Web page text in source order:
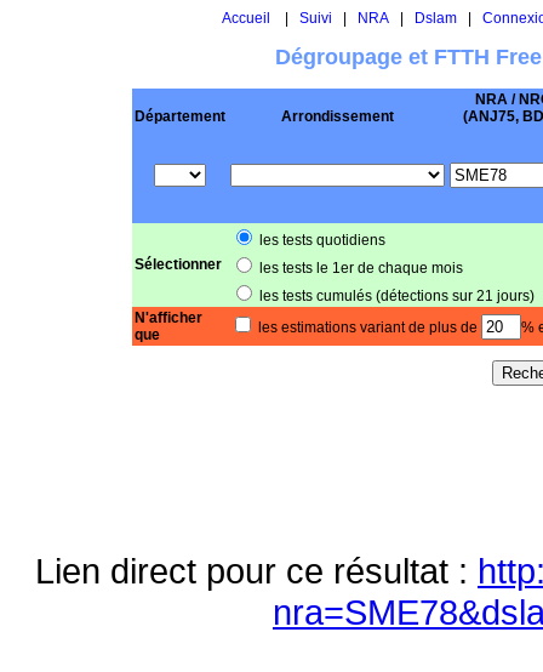
Accueil Suivi NRA| Dslam|
Dégroupage et FTTH
Département Arrondissement
NRA /
(ANJ75,
Sélectionner
les tests quotidiens
les tests le 1er de chaque mois
les tests cumulés (détections sur 21 jours)
N'afficher
que
les estimations variant de plus de %
Lien direct pour ce résultat :